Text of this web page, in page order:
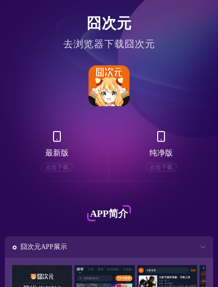
囧次元
去浏览器下载囧次元
最新版
点击下载
纯净版
点击下载
APP简介
囧次元APP展示